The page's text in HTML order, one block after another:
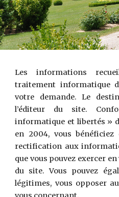
Les informations
traitement informatique
votre demande. Le
l’éditeur du site.
informatique et libertés »
en 2004, vous bénéficiez
rectification aux
que vous pouvez exercer
du site. Vous pouvez
légitimes, vous opposer